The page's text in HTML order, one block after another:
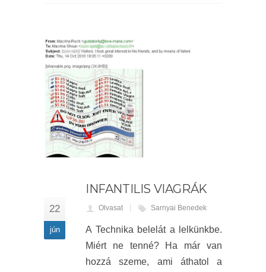
22
jún
INFANTILIS VIAGRÁK
Olvasat Sarnyai Benedek
A Technika belelát a lelkünkbe.
Miért ne tenné? Ha már van
hozzá szeme, ami áthatol a